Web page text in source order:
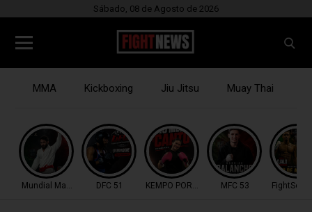
Sábado, 08 de Agosto de 2026
MMA Kickboxing Jiu Jitsu Muay Thai
Mundial Master IBJJFDFC 51 KEMPO PORTUGAL MFC 53